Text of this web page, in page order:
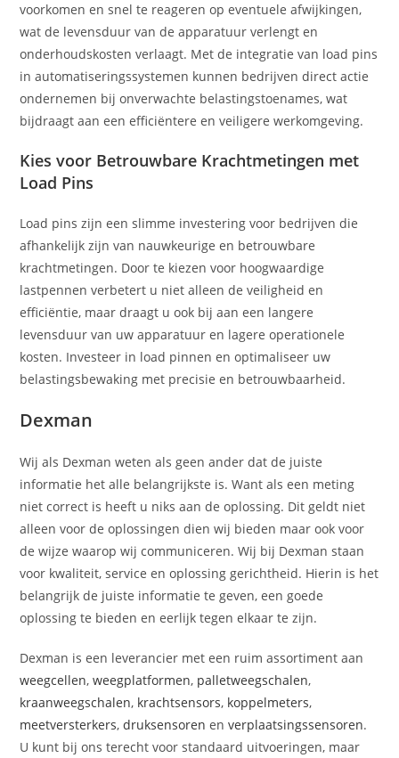
voorkomen en snel te reageren op eventuele afwijkingen,
wat de levensduur van de apparatuur verlengt en
onderhoudskosten verlaagt. Met de integratie van load pins
in automatiseringssystemen kunnen bedrijven direct actie
ondernemen bij onverwachte belastingstoenames, wat
bijdraagt aan een efficiëntere en veiligere werkomgeving.
Kies voor Betrouwbare Krachtmetingen met
Load Pins
Load pins zijn een slimme investering voor bedrijven die
afhankelijk zijn van nauwkeurige en betrouwbare
krachtmetingen. Door te kiezen voor hoogwaardige
lastpennen verbetert u niet alleen de veiligheid en
efficiëntie, maar draagt u ook bij aan een langere
levensduur van uw apparatuur en lagere operationele
kosten. Investeer in load pinnen en optimaliseer uw
belastingsbewaking met precisie en betrouwbaarheid.
Dexman
Wij als Dexman weten als geen ander dat de juiste
informatie het alle belangrijkste is. Want als een meting
niet correct is heeft u niks aan de oplossing. Dit geldt niet
alleen voor de oplossingen dien wij bieden maar ook voor
de wijze waarop wij communiceren. Wij bij Dexman staan
voor kwaliteit, service en oplossing gerichtheid. Hierin is het
belangrijk de juiste informatie te geven, een goede
oplossing te bieden en eerlijk tegen elkaar te zijn.
Dexman is een leverancier met een ruim assortiment aan
weegcellen,weegplatformen, palletweegschalen,
kraanweegschalen, krachtsensors, koppelmeters,
meetversterkers,druksensoren enverplaatsingssensoren.
U kunt bij ons terecht voor standaard uitvoeringen, maar